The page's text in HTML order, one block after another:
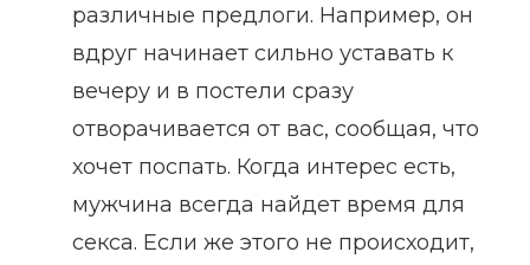
различные предлоги. Например, он
вдруг начинает сильно уставать к
вечеру и в постели сразу
отворачивается от вас, сообщая, что
хочет поспать. Когда интерес есть,
мужчина всегда найдет время для
секса. Если же этого не происходит,